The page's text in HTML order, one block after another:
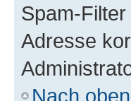
Spam-
Adresse
Nach oben